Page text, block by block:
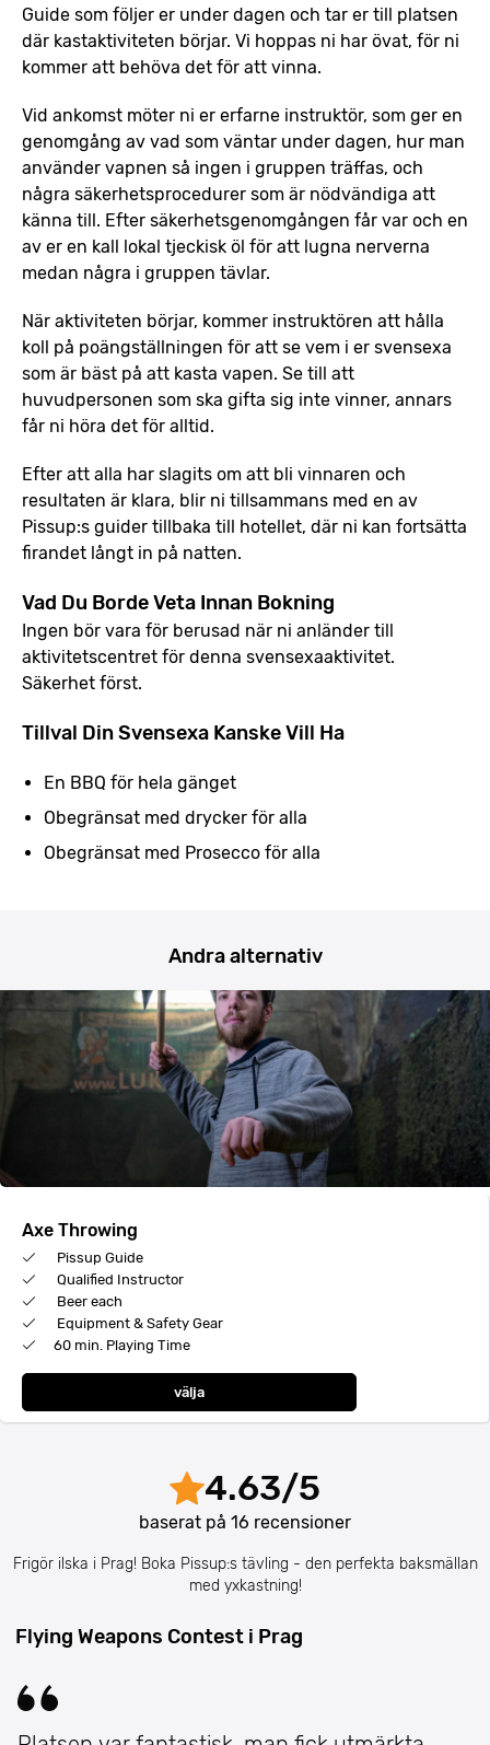
Guide som följer er under dagen och tar er till platsen
där kastaktiviteten börjar. Vi hoppas ni har övat, för ni
kommer att behöva det för att vinna.
Vid ankomst möter ni er erfarne instruktör, som ger en
genomgång av vad som väntar under dagen, hur man
använder vapnen så ingen i gruppen träffas, och
några säkerhetsprocedurer som är nödvändiga att
känna till. Efter säkerhetsgenomgången får var och en
av er en kall lokal tjeckisk öl för att lugna nerverna
medan några i gruppen tävlar.
När aktiviteten börjar, kommer instruktören att hålla
koll på poängställningen för att se vem i er svensexa
som är bäst på att kasta vapen. Se till att
huvudpersonen som ska gifta sig inte vinner, annars
får ni höra det för alltid.
Efter att alla har slagits om att bli vinnaren och
resultaten är klara, blir ni tillsammans med en av
Pissup:s guider tillbaka till hotellet, där ni kan fortsätta
firandet långt in på natten.
Vad Du Borde Veta Innan Bokning
Ingen bör vara för berusad när ni anländer till
aktivitetscentret för denna svensexaaktivitet.
Säkerhet först.
Tillval Din Svensexa Kanske Vill Ha
En BBQ för hela gänget
Obegränsat med drycker för alla
Obegränsat med Prosecco för alla
Andra alternativ
Axe Throwing
Pissup Guide
Qualified Instructor
Beer each
Equipment & Safety Gear
60 min. Playing Time
välja
4.63/5
baserat på 16 recensioner
Frigör ilska i Prag! Boka Pissup:s tävling - den perfekta baksmällan
med yxkastning!
Flying Weapons Contest i Prag